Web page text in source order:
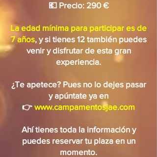
💶 Precio: 290 €
La edad mínima para participar es de
7 años, y si tienes 12 también puedes
venir y disfrutar de esta gran
experiencia.
¿Te apetece? Pues no lo dejes pasar
y apúntate ya en
👉 www.campamentosjae.com
Ahí tienes toda la información y
puedes reservar tu plaza en un
momento.